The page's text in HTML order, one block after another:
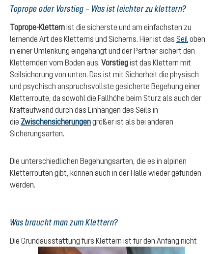
Toprope oder Vorstieg – Was ist leichter zu klettern?
Toprope-Kletternist die sicherste und am einfachsten zu
lernende Art des Kletterns und Sicherns. Hier ist das Seil oben
in einer Umlenkung eingehängt und der Partner sichert den
Kletternden vom Boden aus. Vorstiegist das Klettern mit
Seilsicherung von unten. Das ist mit Sicherheit die physisch
und psychisch anspruchsvollste gesicherte Begehung einer
Kletterroute, da sowohl die Fallhöhe beim Sturz als auch der
Kraftaufwand durch das Einhängen des Seils in
die Zwischensicherungengrößer ist als bei anderen
Sicherungsarten.
Die unterschiedlichen Begehungsarten, die es in alpinen
Kletterrouten gibt, können auch in der Halle wieder gefunden
werden.
Was braucht man zum Klettern?
Die Grundausstattung fürs Klettern ist für den Anfang nicht